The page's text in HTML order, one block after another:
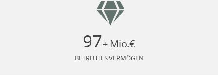
100+ Mio.€
BETREUTES VERMÖGEN